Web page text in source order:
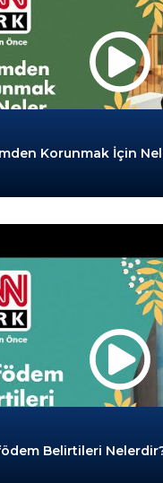
Korunmak İçin
Belirtileri